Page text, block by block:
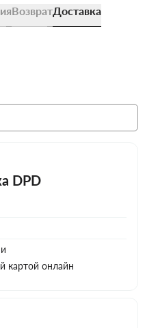
ВозвратДоставка
DPD
картой онлайн